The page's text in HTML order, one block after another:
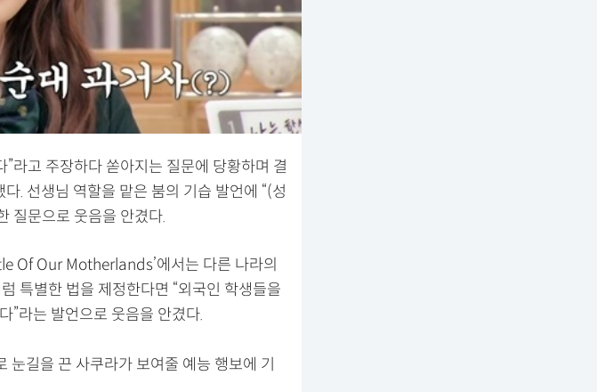
라고 주장하다 쏟아지는 질문에 당황하며 결
. 선생님 역할을 맡은 붐의 기습 발언에 “(성
질문으로 웃음을 안겼다.
Of Our Motherlands’에서는 다른 나라의
특별한 법을 제정한다면 “외국인 학생들을
”라는 발언으로 웃음을 안겼다.
눈길을 끈 사쿠라가 보여줄 예능 행보에 기